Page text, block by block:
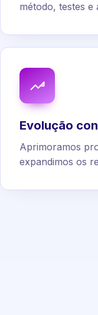
método, testes e
Evolução
Aprimoramos
expandimos os